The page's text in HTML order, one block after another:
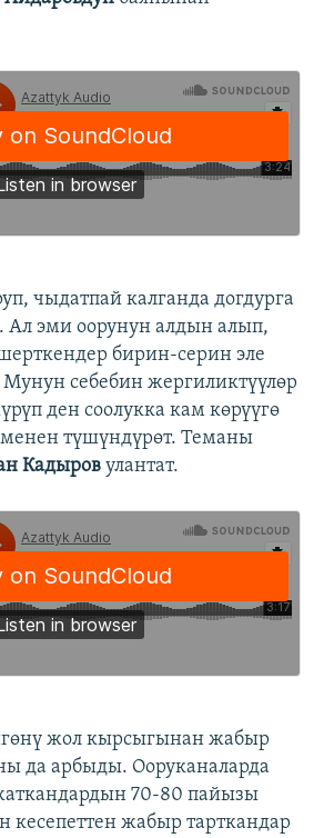
чыдатпай калганда догдурга
Ал эми оорунун алдын алып,
бирин-серин эле
Мунун себебин жергиликтүүлөр
ден соолукка кам көрүүгө
түшүндүрөт. Теманы
Кадыров улантат.
жол кырсыгынан жабыр
да арбыды. Ооруканаларда
70-80 пайызы
жабыр тарткандар